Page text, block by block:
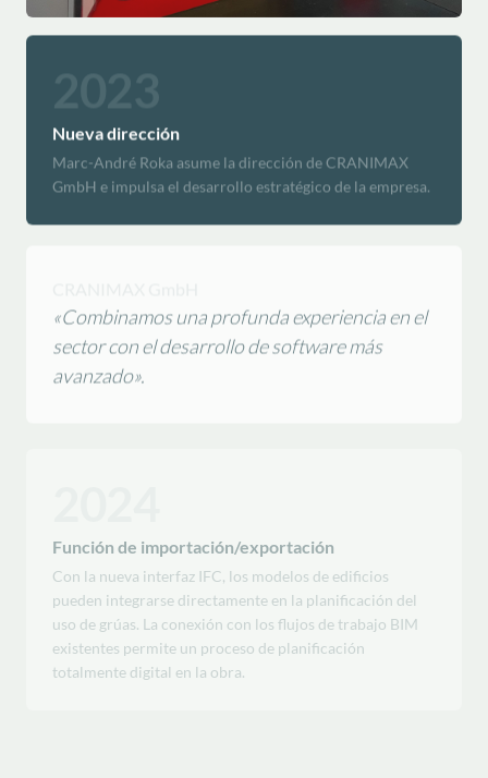
Nueva dirección
Marc-André Roka asume la dirección de CRANIMAX
GmbH e impulsa el desarrollo estratégico de la empresa.
«Combinamos una profunda experiencia en el
sector con el desarrollo de software más
avanzado».
Con la nueva interfaz IFC, los modelos de edificios
pueden integrarse directamente en la planificación del
uso de grúas. La conexión con los flujos de trabajo BIM
existentes permite un proceso de planificación
totalmente digital en la obra.